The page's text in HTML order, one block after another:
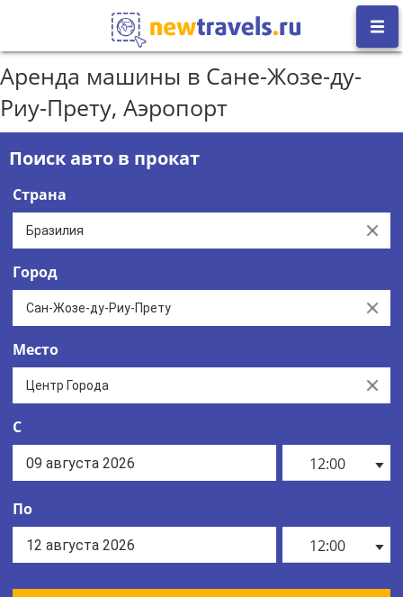
Аренда машины в Сане-Жозе-ду-
Риу-Прету, Аэропорт
Поиск авто в прокат
Страна
Clear
Город
Clear
Место
Clear
С
12:00
По
12:00